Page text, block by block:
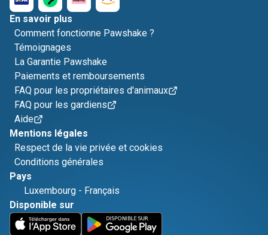
En savoir plus
Comment fonctionne Pawshake ?
Témoignages
La Garantie Pawshake
Paiements et remboursements
FAQ pour les propriétaires d'animaux
FAQ pour les gardiens
Aide
Mentions légales
Respect de la vie privée et cookies
Conditions générales
Pays
Luxembourg - Français
Disponible sur